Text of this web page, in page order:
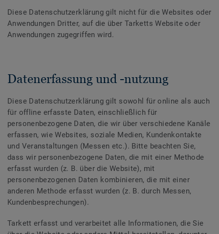
Diese Datenschutzerklärung gilt nicht für die Websites oder
Anwendungen Dritter, auf die über Tarketts Website oder
Anwendungen zugegriffen wird.
Datenerfassung und -nutzung
Diese Datenschutzerklärung gilt sowohl für online als auch
für offline erfasste Daten, einschließlich für
personenbezogene Daten, die wir über verschiedene Kanäle
erfassen, wie Websites, soziale Medien, Kundenkontakte
und Veranstaltungen (Messen etc.). Bitte beachten Sie,
dass wir personenbezogene Daten, die mit einer Methode
erfasst wurden (z. B. über die Website), mit
personenbezogenen Daten kombinieren, die mit einer
anderen Methode erfasst wurden (z. B. durch Messen,
Kundenbesprechungen).
Tarkett erfasst und verarbeitet alle Informationen, die Sie